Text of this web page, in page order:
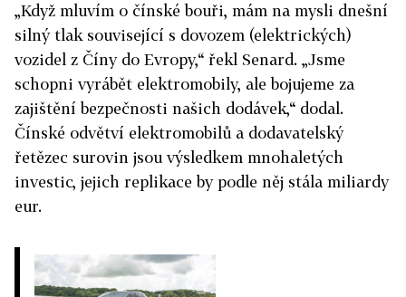
„Když mluvím o čínské bouři, mám na mysli dnešní
silný tlak související s dovozem (elektrických)
vozidel z Číny do Evropy,“ řekl Senard. „Jsme
schopni vyrábět elektromobily, ale bojujeme za
zajištění bezpečnosti našich dodávek,“ dodal.
Čínské odvětví elektromobilů a dodavatelský
řetězec surovin jsou výsledkem mnohaletých
investic, jejich replikace by podle něj stála miliardy
eur.